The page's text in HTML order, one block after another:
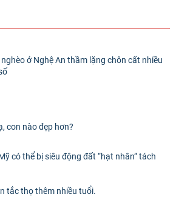
ở Nghệ An thầm lặng chôn cất nhiều
con nào đẹp hơn?
có thể bị siêu động đất “hạt nhân” tách
tắc thọ thêm nhiều tuổi.